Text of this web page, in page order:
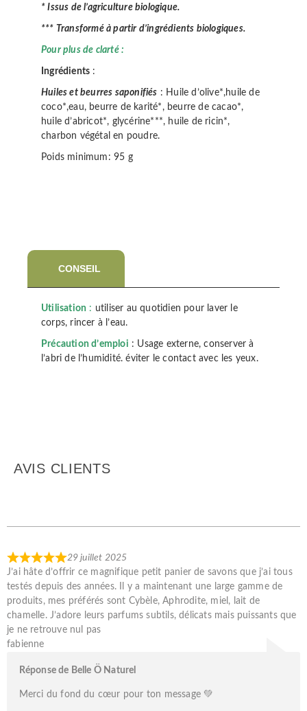
* Issus de l’agriculture biologique.
*** Transformé à partir d’ingrédients biologiques.
Pour plus de clarté :
Ingrédients :
Huiles et beurres saponifiés : Huile d’olive*,huile de
coco*,eau, beurre de karité*, beurre de cacao*,
huile d’abricot*, glycérine***, huile de ricin*,
charbon végétal en poudre.
Poids minimum: 95 g
CONSEIL
Utilisation : utiliser au quotidien pour laver le
corps, rincer à l’eau.
Précaution d’emploi : Usage externe, conserver à
l’abri de l’humidité. éviter le contact avec les yeux.
AVIS CLIENTS
29 juillet 2025
J’ai hâte d’offrir ce magnifique petit panier de savons que j’ai tous
testés depuis des années. Il y a maintenant une large gamme de
produits, mes préférés sont Cybèle, Aphrodite, miel, lait de
chamelle. J’adore leurs parfums subtils, délicats mais puissants que
je ne retrouve nul pas
fabienne
Réponse de Belle Ö Naturel
Merci du fond du cœur pour ton message 💚